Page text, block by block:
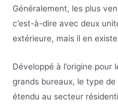
Généralement, les plus
c’est-à-dire avec deux
extérieure, mais il en
Développé à l’origine
grands bureaux, le type
étendu au secteur